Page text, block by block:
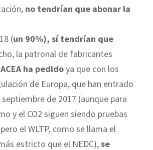
no tendrían que abonar la
(un 90%), sí tendrían que
la patronal de fabricantes
ACEA ha pedidoya que con los
de Europa, que han entrado
de 2017 (aunque para
y el CO2 siguen siendo pruebas
el WLTP, como se llama el
estricto que el NEDC),se